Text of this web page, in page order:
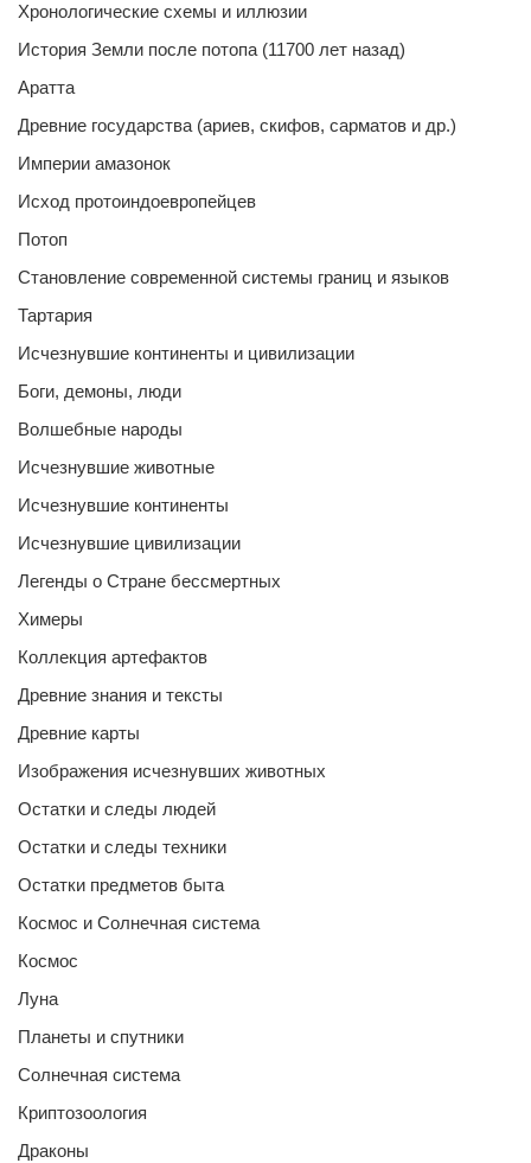
Хронологические схемы и иллюзии
История Земли после потопа (11700 лет назад)
Аратта
Древние государства (ариев, скифов, сарматов и др.)
Империи амазонок
Исход протоиндоевропейцев
Потоп
Становление современной системы границ и языков
Тартария
Исчезнувшие континенты и цивилизации
Боги, демоны, люди
Волшебные народы
Исчезнувшие животные
Исчезнувшие континенты
Исчезнувшие цивилизации
Легенды о Стране бессмертных
Химеры
Коллекция артефактов
Древние знания и тексты
Древние карты
Изображения исчезнувших животных
Остатки и следы людей
Остатки и следы техники
Остатки предметов быта
Космос и Солнечная система
Космос
Луна
Планеты и спутники
Солнечная система
Криптозоология
Драконы